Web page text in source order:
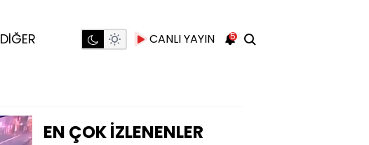
DİĞER CANLI YAYIN 5
EN ÇOK İZLENENLER